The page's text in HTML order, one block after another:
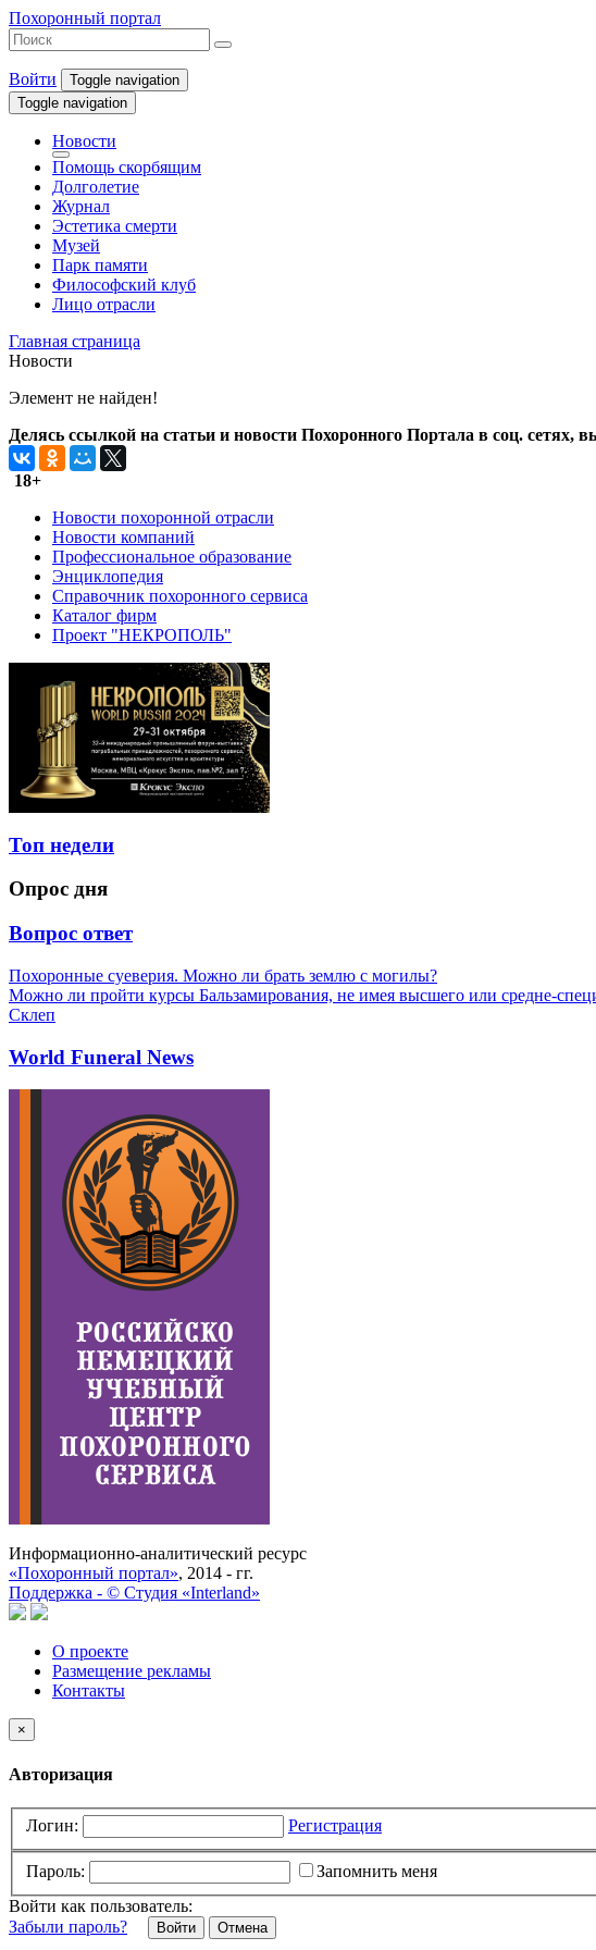
Похоронный портал
Войти
Toggle navigation
Toggle navigation
Новости
Помощь скорбящим
Долголетие
Журнал
Эстетика смерти
Музей
Парк памяти
Философский клуб
Лицо отрасли
Главная страница
Новости
Элемент не найден!
Делясь ссылкой на статьи и новости Похоронного Портала в соц. сетях,
18+
Новости похоронной отрасли
Новости компаний
Профессиональное образование
Энциклопедия
Справочник похоронного сервиса
Каталог фирм
Проект "НЕКРОПОЛЬ"
Топ недели
Опрос дня
Вопрос ответ
Похоронные суеверия. Можно ли брать землю с могилы?
Можно ли пройти курсы Бальзамирования, не имея высшего или средне-
Склеп
World Funeral News
Информационно-аналитический ресурс
«Похоронный портал», 2014 - гг.
Поддержка - © Cтудия «Interland»
О проекте
Размещение рекламы
Контакты
×
Авторизация
Логин: Регистрация
Пароль:
Запомнить меня
Войти как пользователь:
Забыли пароль?
Отмена